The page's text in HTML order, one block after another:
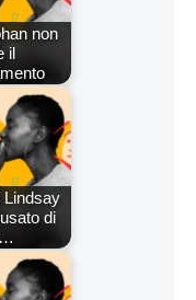
non
il
Lindsay
di